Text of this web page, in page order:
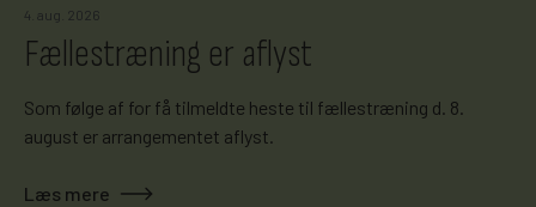
4. aug. 2026
Fællestræning er aflyst
Som følge af for få tilmeldte heste til fællestræning d. 8.
august er arrangementet aflyst.
Læs mere